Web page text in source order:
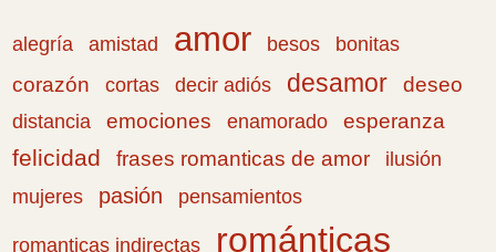
alegría amistad amor besos
bonitas
corazón
cortas decir adiós desamor deseo
distancia emociones enamorado esperanza
felicidad frases romanticas de amor
ilusión
mujeres
pasión pensamientos
romanticas indirectas románticas